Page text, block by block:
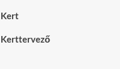
Kert
Kerttervező